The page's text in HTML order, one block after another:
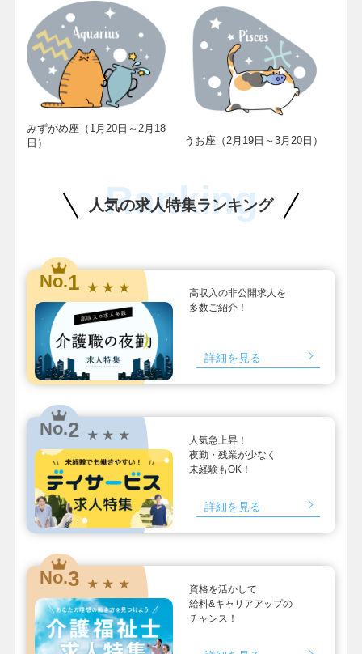
みずがめ座（1月20日～2月18
日）
うお座（2月19日～3月20日）
人気の求人特集ランキング
Ranking
No.1 ★ ★ ★
高収入の非公開求人を
多数ご紹介！
詳細を見る
No.2 ★ ★ ★
人気急上昇！
夜勤・残業が少なく
未経験もOK！
詳細を見る
No.3 ★ ★ ★
資格を活かして
給料&キャリアアップの
チャンス！